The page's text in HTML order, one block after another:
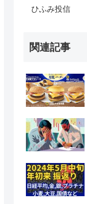
ひふみ投信
関連記事